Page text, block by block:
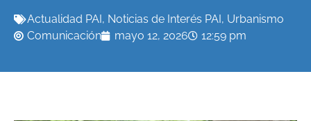
Actualidad PAI, Noticias de Interés PAI, Urbanismo
Comunicación
mayo 12, 2026 12:59 pm